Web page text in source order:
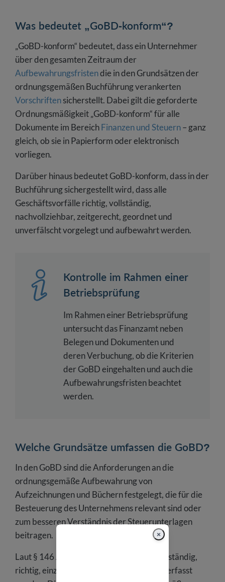
Was bedeutet „GoBD-konform“?
„GoBD-konform“ bedeutet, dass ein Unternehmer
über den gesamten Zeitraum der
Aufbewahrungsfristendie in den Grundsätzen der
ordnungsgemäßen Buchführung verankerten
Vorschriftensicherstellt. Dabei gilt die geforderte
Ordnungsmäßigkeit „GoBD-konform“ für alle
Dokumente im BereichFinanzen und Steuern– ganz
gleich, ob sie in Papierform oder elektronisch
vorliegen.
Darüber hinaus bedeutet GoBD-konform, dass in der
Buchführung sichergestellt wird, dass alle
Geschäftsvorfälle richtig, vollständig,
nachvollziehbar, zeitgerecht, geordnet und
unverfälscht vorgelegt und aufbewahrt werden.
Kontrolle im Rahmen einer
Betriebsprüfung
Im Rahmen einer Betriebsprüfung
untersucht das Finanzamt neben
Belegen und Dokumenten und
deren Verbuchung, ob die Kriterien
der GoBD eingehalten und auch die
Aufbewahrungsfristen beachtet
werden.
Welche Grundsätze umfassen die GoBD?
In den GoBD sind die Anforderungen an die
ordnungsgemäße Aufbewahrung von
Aufzeichnungen und Büchern festgelegt, die für die
Besteuerung des Unternehmens relevant sind oder
zum besseren Verständnis der Steuerunterlagen
beitragen.
Laut § 146 AO müssen die Buchungen vollständig,
richtig, einzeln, geordnet und zeitgerecht erfasst
×